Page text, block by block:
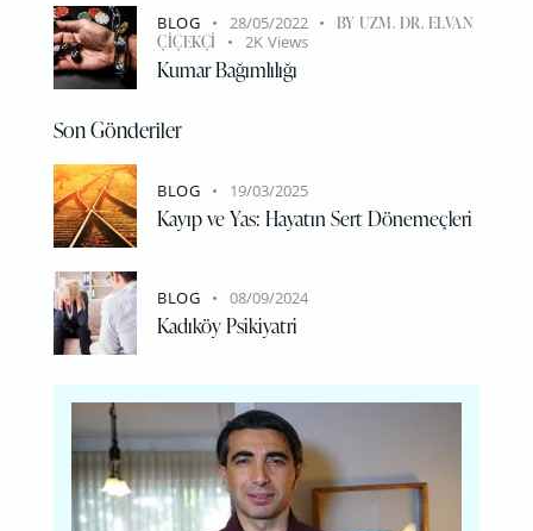
BLOG 28/05/2022 BY UZM. DR. ELVAN
ÇIÇEKÇI
2K Views
Kumar Bağımlılığı
Son Gönderiler
BLOG 19/03/2025
Kayıp ve Yas: Hayatın Sert Dönemeçleri
BLOG 08/09/2024
Kadıköy Psikiyatri